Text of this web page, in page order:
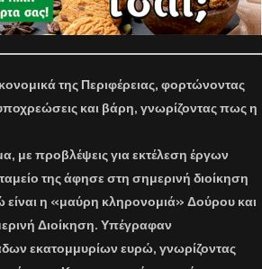
της Περιφέρειας, φορτώνοντας
και βάρη, γνωρίζοντας πως η
με προβλέψεις για εκτέλεση έργων
της άφησε στη σημερινή διοίκηση
η «μαύρη κληρονομιά» Δούρου και
Διοίκηση. Υπέγραφαν
εκατομμυρίων ευρώ, γνωρίζοντας